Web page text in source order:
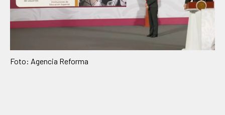
Foto: Agencia Reforma